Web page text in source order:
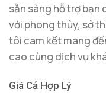
sẵn sàng hỗ trợ bạn
với phong thủy, sở
tôi cam kết mang
cao cùng dịch vụ
Giá Cả Hợp Lý